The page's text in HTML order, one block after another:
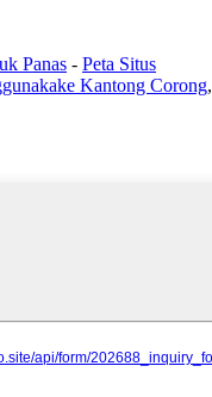
Panas - Peta Situs
Kantong Corong,